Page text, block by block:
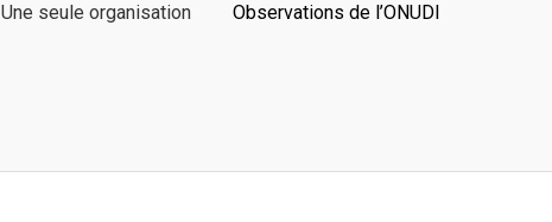
Une seule organisation Observations de l’ONUDI